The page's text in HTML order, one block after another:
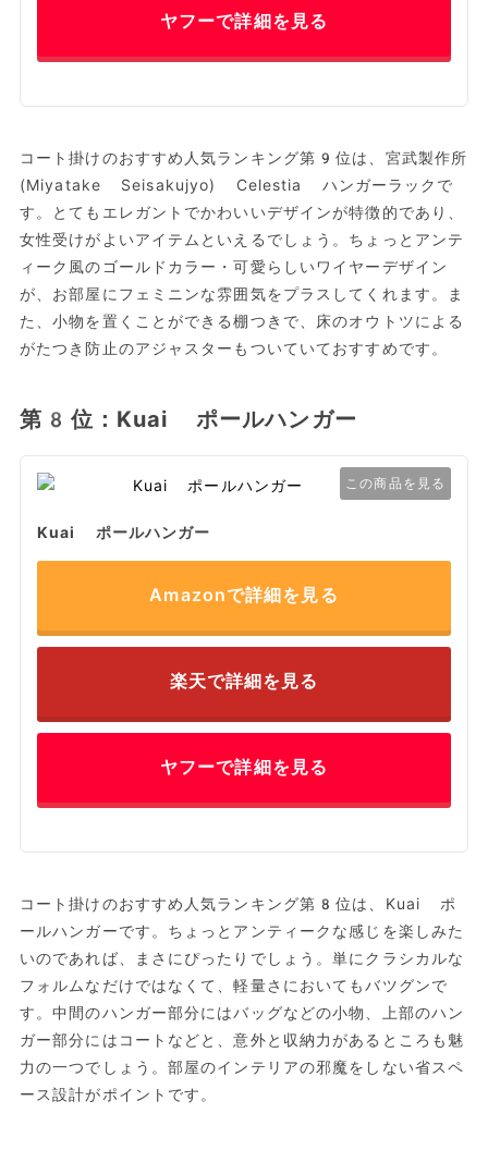
ヤフーで詳細を見る
コート掛けのおすすめ人気ランキング第9位は、宮武製作所
(Miyatake Seisakujyo) Celestia ハンガーラックで
す。とてもエレガントでかわいいデザインが特徴的であり、
女性受けがよいアイテムといえるでしょう。ちょっとアンテ
ィーク風のゴールドカラー・可愛らしいワイヤーデザイン
が、お部屋にフェミニンな雰囲気をプラスしてくれます。ま
た、小物を置くことができる棚つきで、床のオウトツによる
がたつき防止のアジャスターもついていておすすめです。
第8位：Kuai ポールハンガー
この商品を見る
Kuai ポールハンガー
Amazonで詳細を見る
楽天で詳細を見る
ヤフーで詳細を見る
コート掛けのおすすめ人気ランキング第8位は、Kuai ポ
ールハンガーです。ちょっとアンティークな感じを楽しみた
いのであれば、まさにぴったりでしょう。単にクラシカルな
フォルムなだけではなくて、軽量さにおいてもバツグンで
す。中間のハンガー部分にはバッグなどの小物、上部のハン
ガー部分にはコートなどと、意外と収納力があるところも魅
力の一つでしょう。部屋のインテリアの邪魔をしない省スペ
ース設計がポイントです。